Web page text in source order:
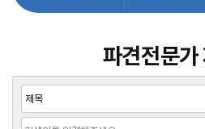
파견전문가